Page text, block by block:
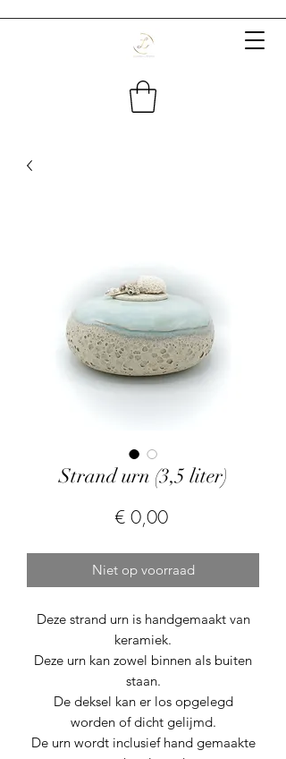
Strand urn (3,5 liter)
€ 0,00Prijs
Niet op voorraad
Deze strand urn is handgemaakt van
keramiek.
Deze urn kan zowel binnen als buiten
staan.
De deksel kan er los opgelegd
worden of dicht gelijmd.
De urn wordt inclusief hand gemaakte